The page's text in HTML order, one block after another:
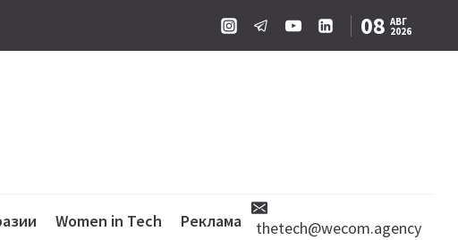
08 АВГ
2026
Women in Tech Реклама thetech@wecom.agency